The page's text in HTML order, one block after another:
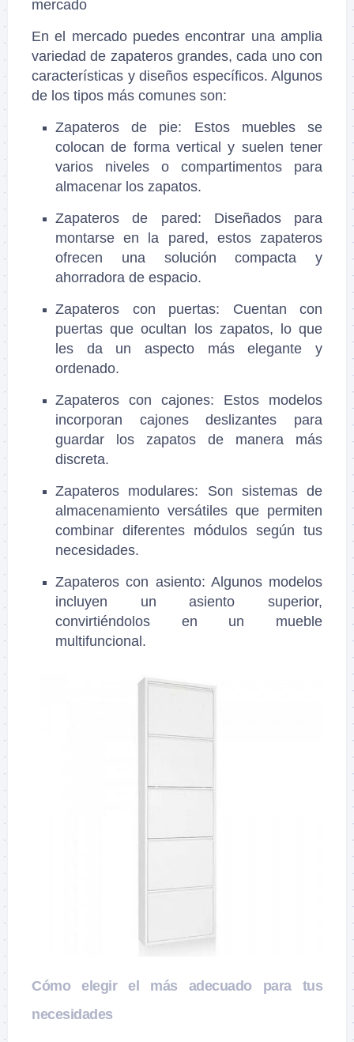
mercado
En el mercado puedes encontrar una amplia
variedad de zapateros grandes, cada uno con
características y diseños específicos. Algunos
de los tipos más comunes son:
Zapateros de pie: Estos muebles se
colocan de forma vertical y suelen tener
varios niveles o compartimentos para
almacenar los zapatos.
Zapateros de pared: Diseñados para
montarse en la pared, estos zapateros
ofrecen una solución compacta y
ahorradora de espacio.
Zapateros con puertas: Cuentan con
puertas que ocultan los zapatos, lo que
les da un aspecto más elegante y
ordenado.
Zapateros con cajones: Estos modelos
incorporan cajones deslizantes para
guardar los zapatos de manera más
discreta.
Zapateros modulares: Son sistemas de
almacenamiento versátiles que permiten
combinar diferentes módulos según tus
necesidades.
Zapateros con asiento: Algunos modelos
incluyen un asiento superior,
convirtiéndolos en un mueble
multifuncional.
Cómo elegir el más adecuado para tus
necesidades